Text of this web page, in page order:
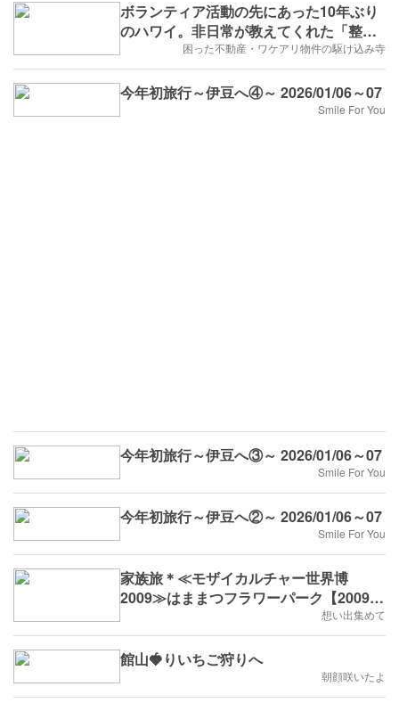
ボランティア活動の先にあった10年ぶり
のハワイ。非日常が教えてくれた「整え
困った不動産・ワケアリ物件の駆け込み寺
今年初旅行～伊豆へ④～ 2026/01/06～07
Smile For You
今年初旅行～伊豆へ③～ 2026/01/06～07
Smile For You
今年初旅行～伊豆へ②～ 2026/01/06～07
Smile For You
家族旅＊≪モザイカルチャー世界博
2009≫はままつフラワーパーク【2009
想い出集めて
館山🍓りいちご狩りへ
朝顔咲いたよ